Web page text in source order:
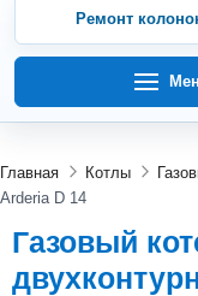
Ремонт
Главная Котлы
Arderia D 14
Газовый